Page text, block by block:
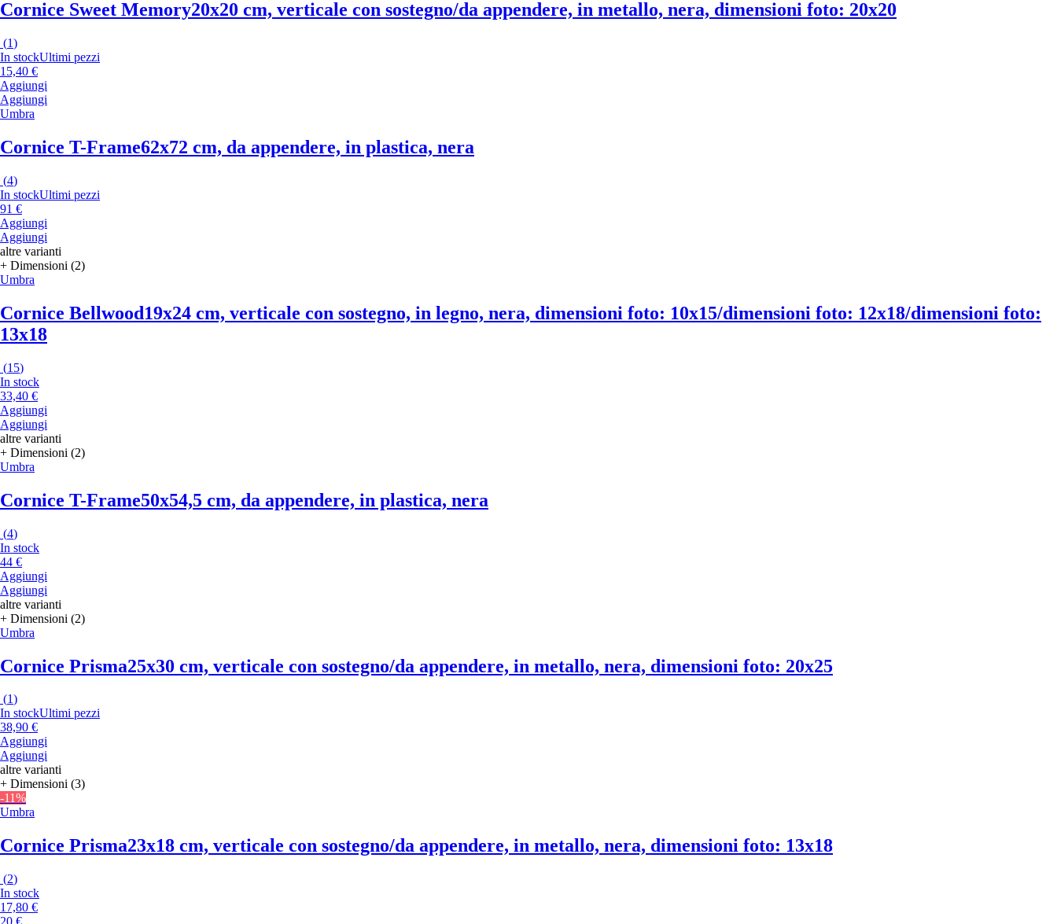
Cornice Sweet Memory20x20 cm, verticale con sostegno/da appendere, in metallo, nera, dimensioni foto: 20x20
(1)
In stockUltimi pezzi
15,40 €
Aggiungi
Aggiungi
Umbra
Cornice T-Frame62x72 cm, da appendere, in plastica, nera
(4)
In stockUltimi pezzi
91 €
Aggiungi
Aggiungi
altre varianti
+ Dimensioni (2)
Umbra
Cornice Bellwood19x24 cm, verticale con sostegno, in legno, nera, dimensioni foto: 10x15/dimensioni foto: 12x18/dimensioni foto:
13x18
(15)
In stock
33,40 €
Aggiungi
Aggiungi
altre varianti
+ Dimensioni (2)
Umbra
Cornice T-Frame50x54,5 cm, da appendere, in plastica, nera
(4)
In stock
44 €
Aggiungi
Aggiungi
altre varianti
+ Dimensioni (2)
Umbra
Cornice Prisma25x30 cm, verticale con sostegno/da appendere, in metallo, nera, dimensioni foto: 20x25
(1)
In stockUltimi pezzi
38,90 €
Aggiungi
Aggiungi
altre varianti
+ Dimensioni (3)
-11%
Umbra
Cornice Prisma23x18 cm, verticale con sostegno/da appendere, in metallo, nera, dimensioni foto: 13x18
(2)
In stock
17,80 €